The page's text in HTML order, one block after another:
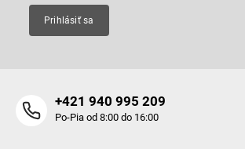
Prihlásiť sa
+421 940 995 209
Po-Pia od 8:00 do 16:00